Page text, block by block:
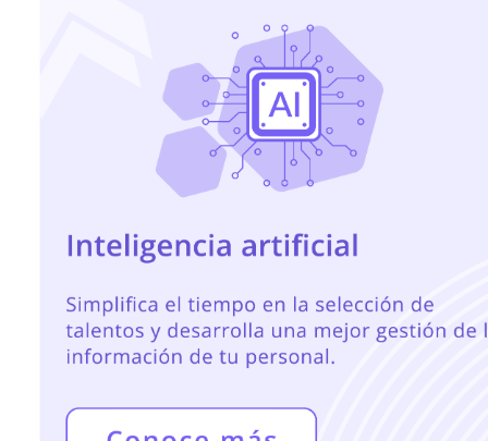
TALENTO HUMANO |
Las nuevas tendencias de